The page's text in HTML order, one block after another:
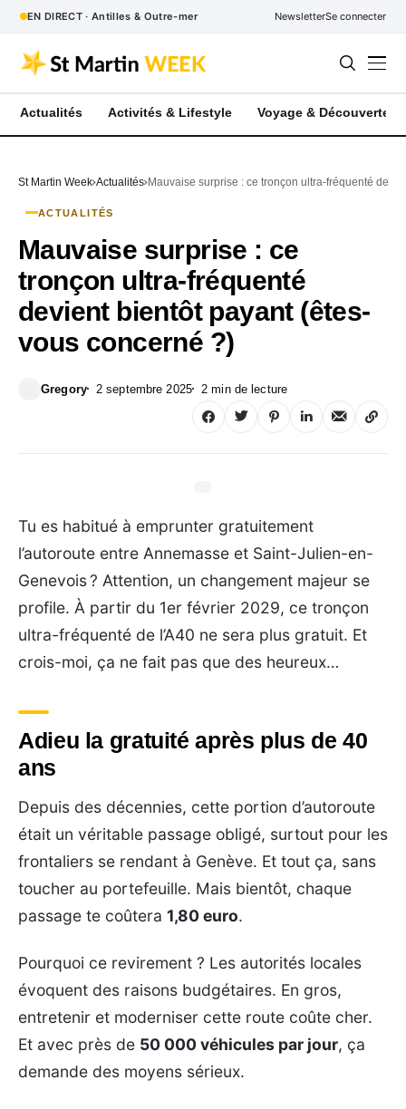
EN DIRECT · Antilles & Outre-mer NewsletterSe connecter
Actualités Activités & Lifestyle Voyage & Découverte
St Martin Week Actualités Mauvaise surprise : ce tronçon ultra-fréquenté
ACTUALITÉS
Mauvaise surprise : ce
tronçon ultra-fréquenté
devient bientôt payant (êtes-
vous concerné ?)
Gregory 2 septembre 2025 2 min de lecture
Tu es habitué à emprunter gratuitement
l’autoroute entre Annemasse et Saint-Julien-en-
Genevois ? Attention, un changement majeur se
profile. À partir du 1er février 2029, ce tronçon
ultra-fréquenté de l’A40 ne sera plus gratuit. Et
crois-moi, ça ne fait pas que des heureux…
Adieu la gratuité après plus de 40
ans
Depuis des décennies, cette portion d’autoroute
était un véritable passage obligé, surtout pour les
frontaliers se rendant à Genève. Et tout ça, sans
toucher au portefeuille. Mais bientôt, chaque
passage te coûtera 1,80 euro.
Pourquoi ce revirement ? Les autorités locales
évoquent des raisons budgétaires. En gros,
entretenir et moderniser cette route coûte cher.
Et avec près de 50 000 véhicules par jour, ça
demande des moyens sérieux.